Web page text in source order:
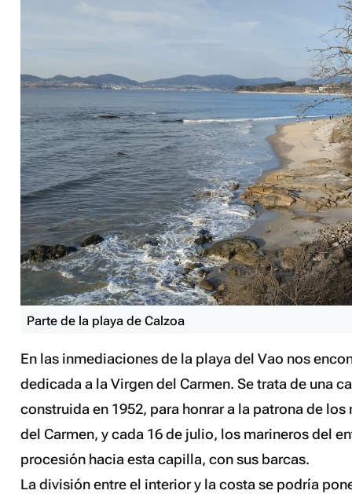
Parte de la playa de Calzoa
En las inmediaciones de la playa del Vao nos
dedicada a la Virgen del Carmen. Se trata de una
construida en 1952, para honrar a la patrona de
del Carmen, y cada 16 de julio, los marineros del
procesión hacia esta capilla, con sus barcas.
La división entre el interior y la costa se podría